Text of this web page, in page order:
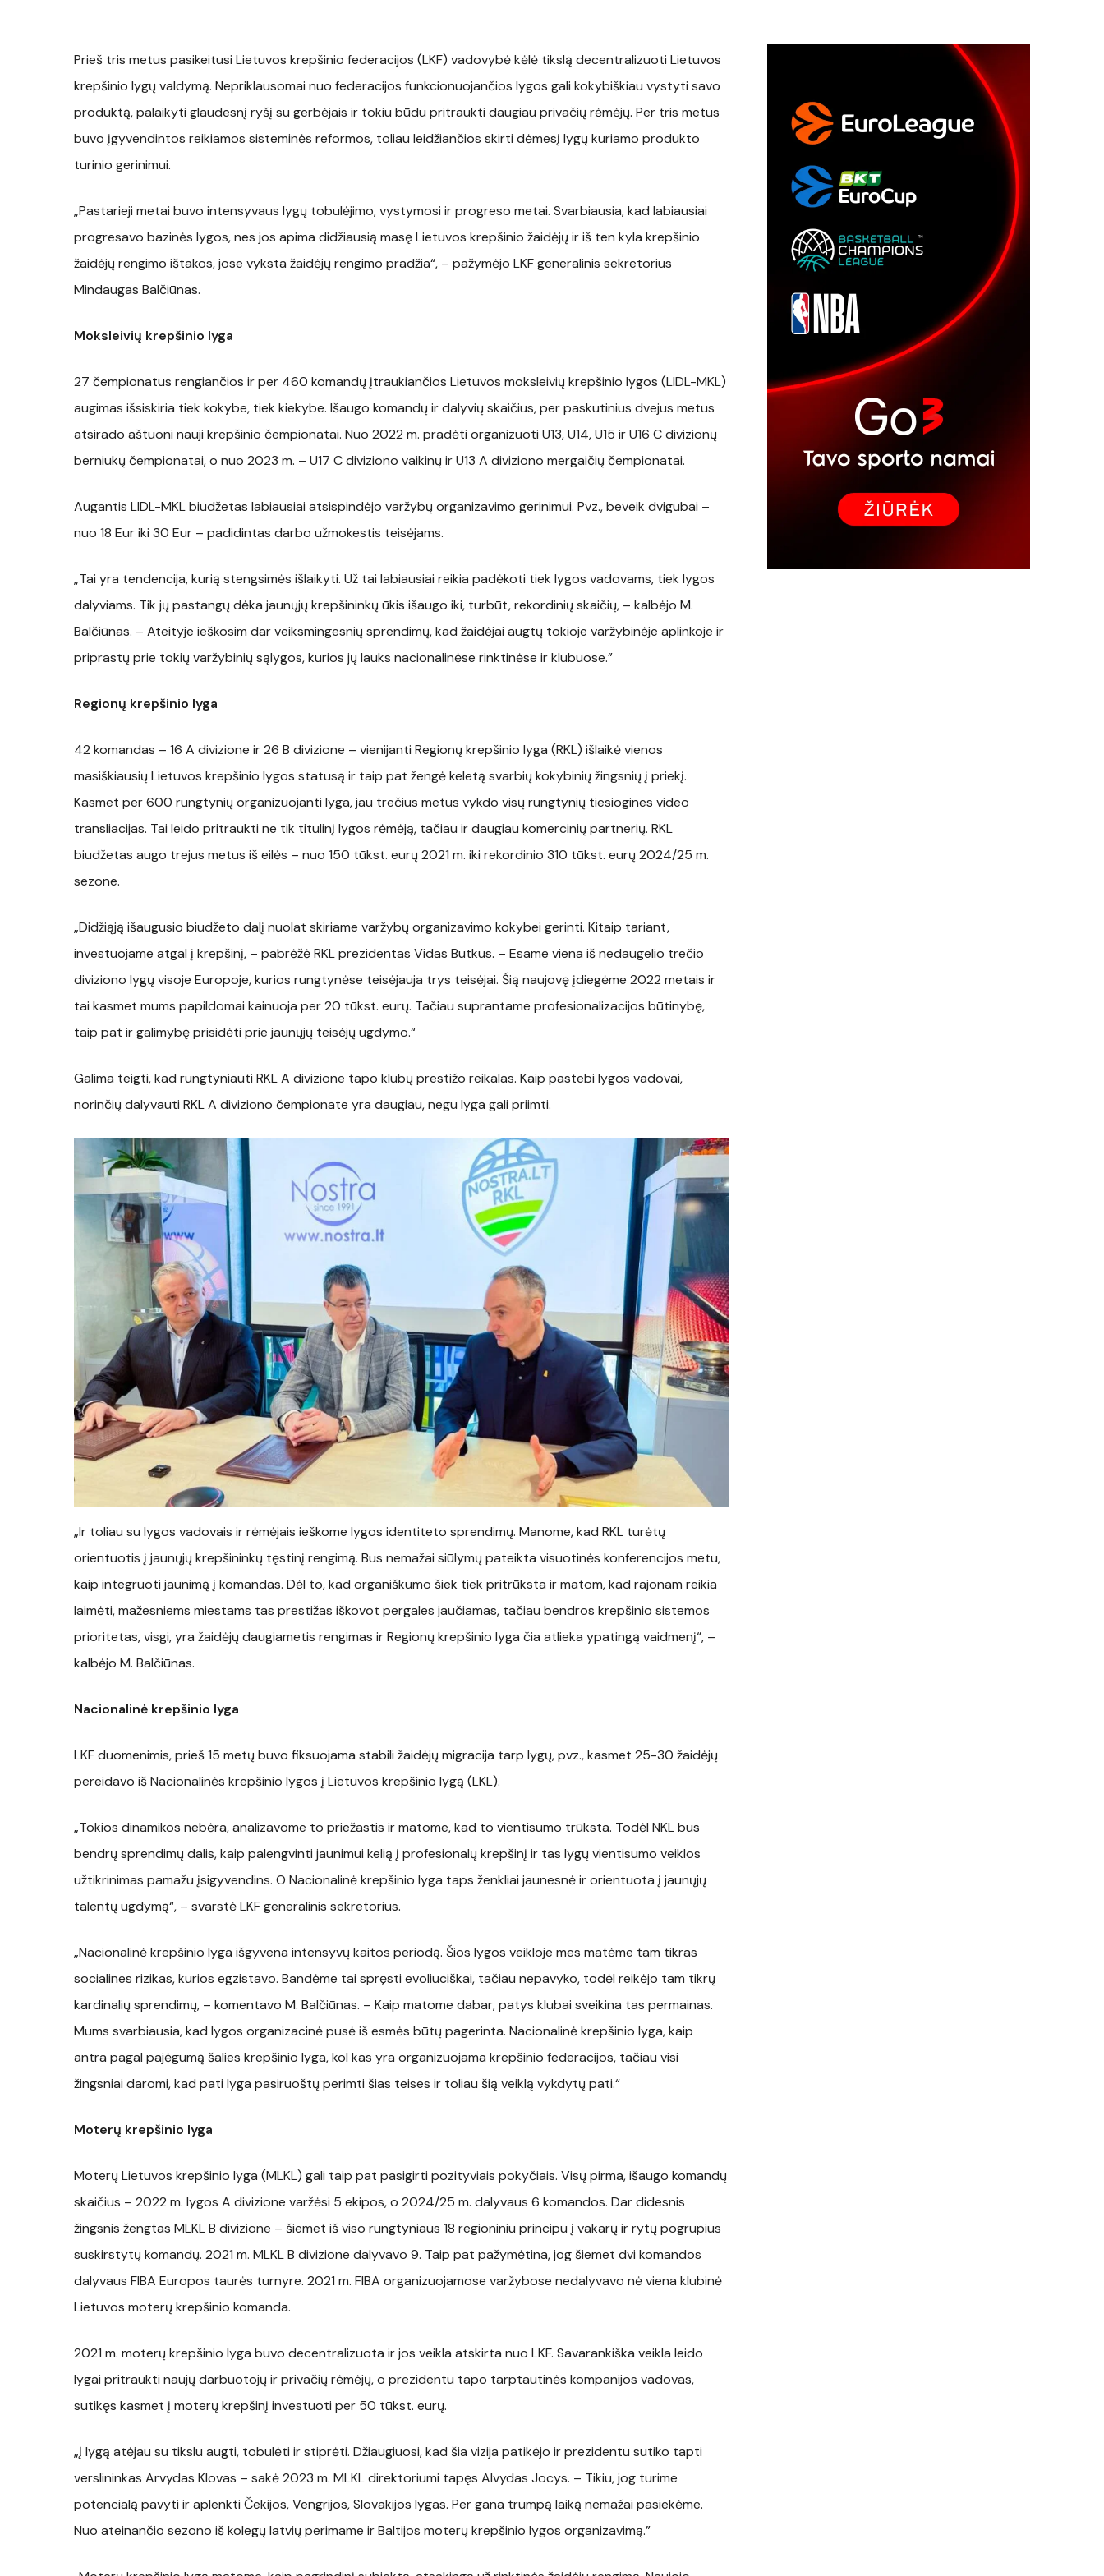
Prieš tris metus pasikeitusi Lietuvos krepšinio federacijos (LKF) vadovybė kėlė tikslą decentralizuoti Lietuvos
krepšinio lygų valdymą. Nepriklausomai nuo federacijos funkcionuojančios lygos gali kokybiškiau vystyti savo
produktą, palaikyti glaudesnį ryšį su gerbėjais ir tokiu būdu pritraukti daugiau privačių rėmėjų. Per tris metus
buvo įgyvendintos reikiamos sisteminės reformos, toliau leidžiančios skirti dėmesį lygų kuriamo produkto
turinio gerinimui.
„Pastarieji metai buvo intensyvaus lygų tobulėjimo, vystymosi ir progreso metai. Svarbiausia, kad labiausiai
progresavo bazinės lygos, nes jos apima didžiausią masę Lietuvos krepšinio žaidėjų ir iš ten kyla krepšinio
žaidėjų rengimo ištakos, jose vyksta žaidėjų rengimo pradžia“, – pažymėjo LKF generalinis sekretorius
Mindaugas Balčiūnas.
Moksleivių krepšinio lyga
27 čempionatus rengiančios ir per 460 komandų įtraukiančios Lietuvos moksleivių krepšinio lygos (LIDL-MKL)
augimas išsiskiria tiek kokybe, tiek kiekybe. Išaugo komandų ir dalyvių skaičius, per paskutinius dvejus metus
atsirado aštuoni nauji krepšinio čempionatai. Nuo 2022 m. pradėti organizuoti U13, U14, U15 ir U16 C divizionų
berniukų čempionatai, o nuo 2023 m. – U17 C diviziono vaikinų ir U13 A diviziono mergaičių čempionatai.
Augantis LIDL-MKL biudžetas labiausiai atsispindėjo varžybų organizavimo gerinimui. Pvz., beveik dvigubai –
nuo 18 Eur iki 30 Eur – padidintas darbo užmokestis teisėjams.
„Tai yra tendencija, kurią stengsimės išlaikyti. Už tai labiausiai reikia padėkoti tiek lygos vadovams, tiek lygos
dalyviams. Tik jų pastangų dėka jaunųjų krepšininkų ūkis išaugo iki, turbūt, rekordinių skaičių, – kalbėjo M.
Balčiūnas. – Ateityje ieškosim dar veiksmingesnių sprendimų, kad žaidėjai augtų tokioje varžybinėje aplinkoje ir
priprastų prie tokių varžybinių sąlygos, kurios jų lauks nacionalinėse rinktinėse ir klubuose.”
Regionų krepšinio lyga
42 komandas – 16 A divizione ir 26 B divizione – vienijanti Regionų krepšinio lyga (RKL) išlaikė vienos
masiškiausių Lietuvos krepšinio lygos statusą ir taip pat žengė keletą svarbių kokybinių žingsnių į priekį.
Kasmet per 600 rungtynių organizuojanti lyga, jau trečius metus vykdo visų rungtynių tiesiogines video
transliacijas. Tai leido pritraukti ne tik titulinį lygos rėmėją, tačiau ir daugiau komercinių partnerių. RKL
biudžetas augo trejus metus iš eilės – nuo 150 tūkst. eurų 2021 m. iki rekordinio 310 tūkst. eurų 2024/25 m.
sezone.
„Didžiąją išaugusio biudžeto dalį nuolat skiriame varžybų organizavimo kokybei gerinti. Kitaip tariant,
investuojame atgal į krepšinį, – pabrėžė RKL prezidentas Vidas Butkus. – Esame viena iš nedaugelio trečio
diviziono lygų visoje Europoje, kurios rungtynėse teisėjauja trys teisėjai. Šią naujovę įdiegėme 2022 metais ir
tai kasmet mums papildomai kainuoja per 20 tūkst. eurų. Tačiau suprantame profesionalizacijos būtinybę,
taip pat ir galimybę prisidėti prie jaunųjų teisėjų ugdymo.“
Galima teigti, kad rungtyniauti RKL A divizione tapo klubų prestižo reikalas. Kaip pastebi lygos vadovai,
norinčių dalyvauti RKL A diviziono čempionate yra daugiau, negu lyga gali priimti.
„Ir toliau su lygos vadovais ir rėmėjais ieškome lygos identiteto sprendimų. Manome, kad RKL turėtų
orientuotis į jaunųjų krepšininkų tęstinį rengimą. Bus nemažai siūlymų pateikta visuotinės konferencijos metu,
kaip integruoti jaunimą į komandas. Dėl to, kad organiškumo šiek tiek pritrūksta ir matom, kad rajonam reikia
laimėti, mažesniems miestams tas prestižas iškovot pergales jaučiamas, tačiau bendros krepšinio sistemos
prioritetas, visgi, yra žaidėjų daugiametis rengimas ir Regionų krepšinio lyga čia atlieka ypatingą vaidmenį“, –
kalbėjo M. Balčiūnas.
Nacionalinė krepšinio lyga
LKF duomenimis, prieš 15 metų buvo fiksuojama stabili žaidėjų migracija tarp lygų, pvz., kasmet 25-30 žaidėjų
pereidavo iš Nacionalinės krepšinio lygos į Lietuvos krepšinio lygą (LKL).
„Tokios dinamikos nebėra, analizavome to priežastis ir matome, kad to vientisumo trūksta. Todėl NKL bus
bendrų sprendimų dalis, kaip palengvinti jaunimui kelią į profesionalų krepšinį ir tas lygų vientisumo veiklos
užtikrinimas pamažu įsigyvendins. O Nacionalinė krepšinio lyga taps ženkliai jaunesnė ir orientuota į jaunųjų
talentų ugdymą“, – svarstė LKF generalinis sekretorius.
„Nacionalinė krepšinio lyga išgyvena intensyvų kaitos periodą. Šios lygos veikloje mes matėme tam tikras
socialines rizikas, kurios egzistavo. Bandėme tai spręsti evoliuciškai, tačiau nepavyko, todėl reikėjo tam tikrų
kardinalių sprendimų, – komentavo M. Balčiūnas. – Kaip matome dabar, patys klubai sveikina tas permainas.
Mums svarbiausia, kad lygos organizacinė pusė iš esmės būtų pagerinta. Nacionalinė krepšinio lyga, kaip
antra pagal pajėgumą šalies krepšinio lyga, kol kas yra organizuojama krepšinio federacijos, tačiau visi
žingsniai daromi, kad pati lyga pasiruoštų perimti šias teises ir toliau šią veiklą vykdytų pati.“
Moterų krepšinio lyga
Moterų Lietuvos krepšinio lyga (MLKL) gali taip pat pasigirti pozityviais pokyčiais. Visų pirma, išaugo komandų
skaičius – 2022 m. lygos A divizione varžėsi 5 ekipos, o 2024/25 m. dalyvaus 6 komandos. Dar didesnis
žingsnis žengtas MLKL B divizione – šiemet iš viso rungtyniaus 18 regioniniu principu į vakarų ir rytų pogrupius
suskirstytų komandų. 2021 m. MLKL B divizione dalyvavo 9. Taip pat pažymėtina, jog šiemet dvi komandos
dalyvaus FIBA Europos taurės turnyre. 2021 m. FIBA organizuojamose varžybose nedalyvavo nė viena klubinė
Lietuvos moterų krepšinio komanda.
2021 m. moterų krepšinio lyga buvo decentralizuota ir jos veikla atskirta nuo LKF. Savarankiška veikla leido
lygai pritraukti naujų darbuotojų ir privačių rėmėjų, o prezidentu tapo tarptautinės kompanijos vadovas,
sutikęs kasmet į moterų krepšinį investuoti per 50 tūkst. eurų.
„Į lygą atėjau su tikslu augti, tobulėti ir stiprėti. Džiaugiuosi, kad šia vizija patikėjo ir prezidentu sutiko tapti
verslininkas Arvydas Klovas – sakė 2023 m. MLKL direktoriumi tapęs Alvydas Jocys. – Tikiu, jog turime
potencialą pavyti ir aplenkti Čekijos, Vengrijos, Slovakijos lygas. Per gana trumpą laiką nemažai pasiekėme.
Nuo ateinančio sezono iš kolegų latvių perimame ir Baltijos moterų krepšinio lygos organizavimą.”